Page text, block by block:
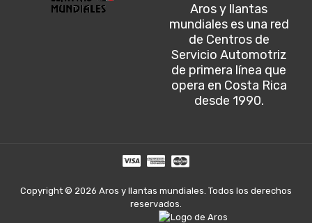
Aros y llantas
mundiales es una red
de Centros de
Servicio Automotriz
de primera línea que
opera en Costa Rica
desde 1990.
Copyright © 2026 Aros y llantas mundiales. Todos los derechos
reservados.